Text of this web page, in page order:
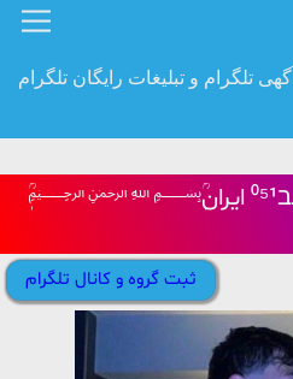
آگهی تلگرام و تبلیغات رایگان تلگرام
ثبت گروه و کانال تلگرام